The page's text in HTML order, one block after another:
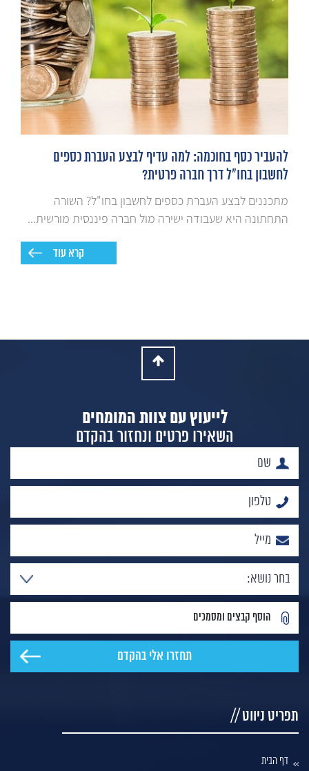
להעביר כסף בחוכמה: למה עדיף לבצע העברת כספים
לחשבון בחו"ל דרך חברה פרטית?
מתכננים לבצע העברת כספים לחשבון בחו"ל? השורה
התחתונה היא שעבודה ישירה מול חברה פיננסית מורשית...
קרא עוד
לייעוץ עם צוות המומחים
השאירו פרטים ונחזור בהקדם
הוסף קבצים ומסמכים
תפריט ניווט //
דף הבית